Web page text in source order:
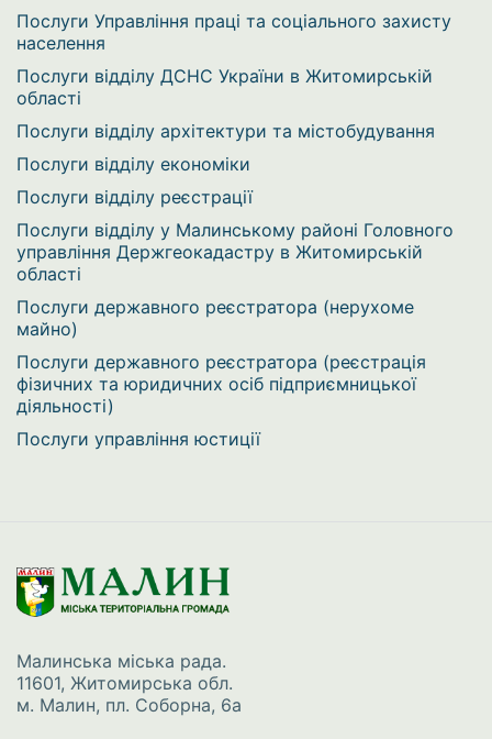
Послуги Управління праці та соціального захисту
населення
Послуги відділу ДСНС України в Житомирській
області
Послуги відділу архітектури та містобудування
Послуги відділу економіки
Послуги відділу реєстрації
Послуги відділу у Малинському районі Головного
управління Держгеокадастру в Житомирській
області
Послуги державного реєстратора (нерухоме
майно)
Послуги державного реєстратора (реєстрація
фізичних та юридичних осіб підприємницької
діяльності)
Послуги управління юстиції
Малинська міська рада.
11601, Житомирська обл.
м. Малин, пл. Соборна, 6а